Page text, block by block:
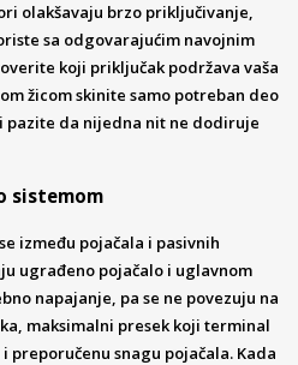
olakšavaju brzo priključivanje,
sa odgovarajućim navojnim
koji priključak podržava vaša
žicom skinite samo potreban deo
da nijedna nit ne dodiruje
sistemom
između pojačala i pasivnih
ugrađeno pojačalo i uglavnom
napajanje, pa se ne povezuju na
maksimalni presek koji terminal
preporučenu snagu pojačala. Kada